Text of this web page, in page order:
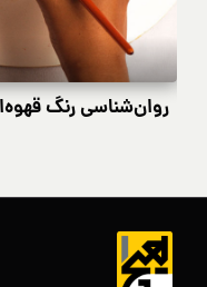
روان‌شناسی رنگ